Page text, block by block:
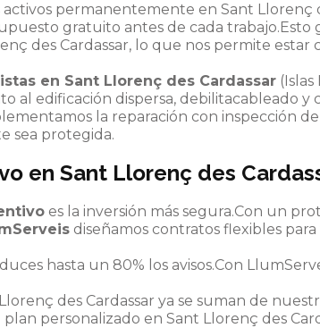
activos permanentemente en Sant Llorenç
gratuito antes de cada
des Cardassar, lo que nos permite
en Sant Llorenç des Cardassar
al edificación dispersa, debilitacableado
la reparación con inspección
sea protegida.
en Sant Llorenç des
es la inversión más segura.Con un
diseñamos contratos flexibles
hasta un 80% los avisos.Con
des Cardassar ya se suman de
personalizado en Sant Llorenç des